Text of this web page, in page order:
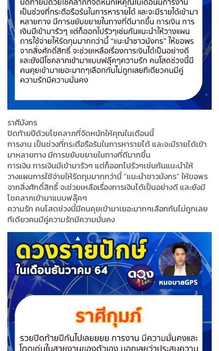
ราศีมังกร
ปิดท้ายปีด้วยโชคลาภที่จัดหนักให้คุณในเดือนนี้
การงาน เป็นช่วงที่กระตือรือร้นในการหารายได้ และจะมีรายได้เข้า
มาหลายทาง มีการขยับขยายในทางที่ดีมากขึ้น
การเงิน การเงินมีเข้ามารัวๆ แต่ก็ออกไปรัวๆเช่นกันแนะนำให้
วางแผนการใช้จ่ายให้รัดกุมมากกว่านี้ “แนะนำชาวมังกร” ให้ขอพร
จากสิ่งศักดิ์สิทธิ์ จะช่วยเหลือเรื่องการเงินได้เป็นอย่างดี และยังมี
โชคลาภเข้ามาแบบฟลุ๊คๆ
ความรัก คนโสดช่วงนี้มีคนคุยเข้ามาเยอะมากๆเลือกกันไม่ถูกเลย
ทีเดียวคนมีคู่ความรักมีความมั่นคง